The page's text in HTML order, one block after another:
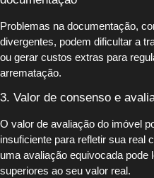
Problemas na documentação,
divergentes, podem dificultar a
ou gerar custos extras para
arrematação.
3. Valor de consenso e
O valor de avaliação do imóvel
insuficiente para refletir sua real
uma avaliação equivocada
superiores ao seu valor real.